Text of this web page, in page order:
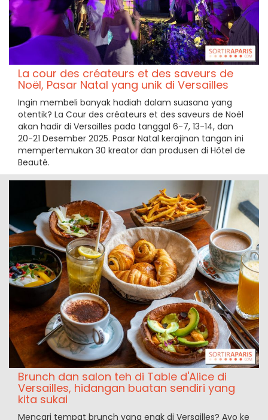
La cour des créateurs et des saveurs de
Noël, Pasar Natal yang unik di Versailles
Ingin membeli banyak hadiah dalam suasana yang
otentik? La Cour des créateurs et des saveurs de Noël
akan hadir di Versailles pada tanggal 6-7, 13-14, dan
20-21 Desember 2025. Pasar Natal kerajinan tangan ini
mempertemukan 30 kreator dan produsen di Hôtel de
Beauté.
Brunch dan salon teh di Table d'Alice di
Versailles, hidangan buatan sendiri yang
kita sukai
Mencari tempat brunch yang enak di Versailles? Ayo ke